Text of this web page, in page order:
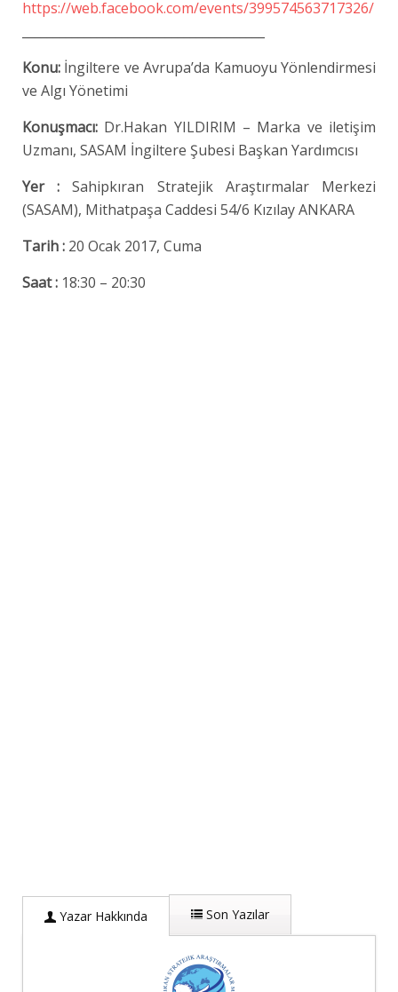
https://web.facebook.com/events/399574563717326/
Konu: İngiltere ve Avrupa’da Kamuoyu Yönlendirmesi
ve Algı Yönetimi
Konuşmacı: Dr.Hakan YILDIRIM – Marka ve iletişim
Uzmanı, SASAM İngiltere Şubesi Başkan Yardımcısı
Yer : Sahipkıran Stratejik Araştırmalar Merkezi
(SASAM), Mithatpaşa Caddesi 54/6 Kızılay ANKARA
Tarih : 20 Ocak 2017, Cuma
Saat : 18:30 – 20:30
Yazar Hakkında Son Yazılar